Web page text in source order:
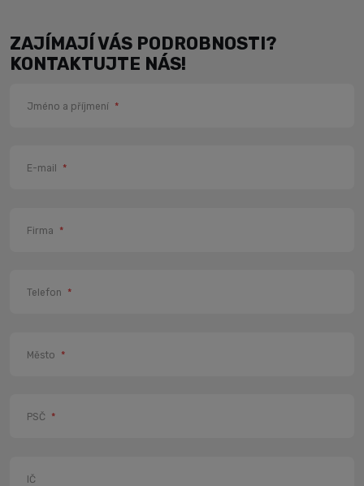
ZAJÍMAJÍ VÁS PODROBNOSTI?
KONTAKTUJTE NÁS!
Jméno a příjmení *
E-mail *
Firma *
Telefon *
Město *
PSČ *
IČ